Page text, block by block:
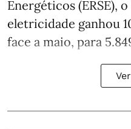
Energéticos (ERSE),
eletricidade ganhou
face a maio, para